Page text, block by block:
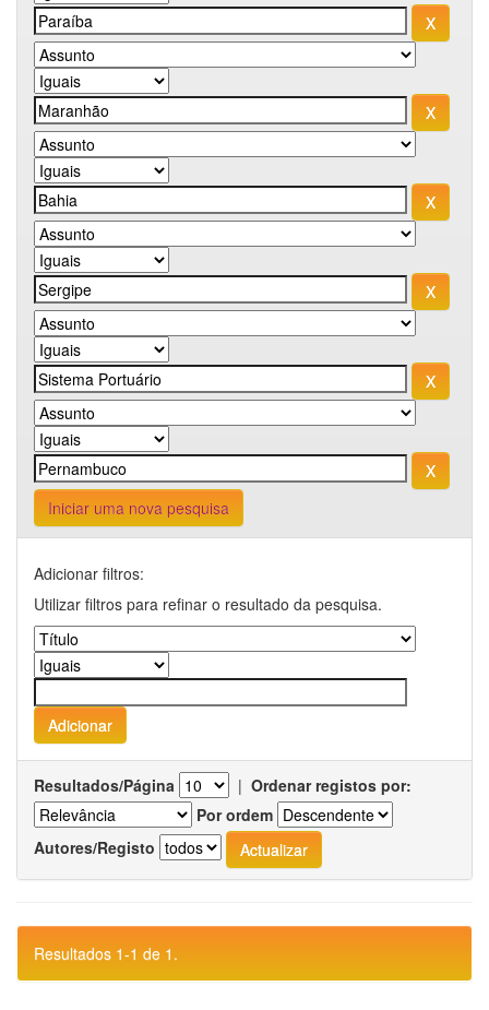
Iniciar uma nova pesquisa
Adicionar filtros:
Utilizar filtros para refinar o resultado da pesquisa.
Resultados/Página | Ordenar registos por:
Por ordem
Autores/Registo
Resultados 1-1 de 1.